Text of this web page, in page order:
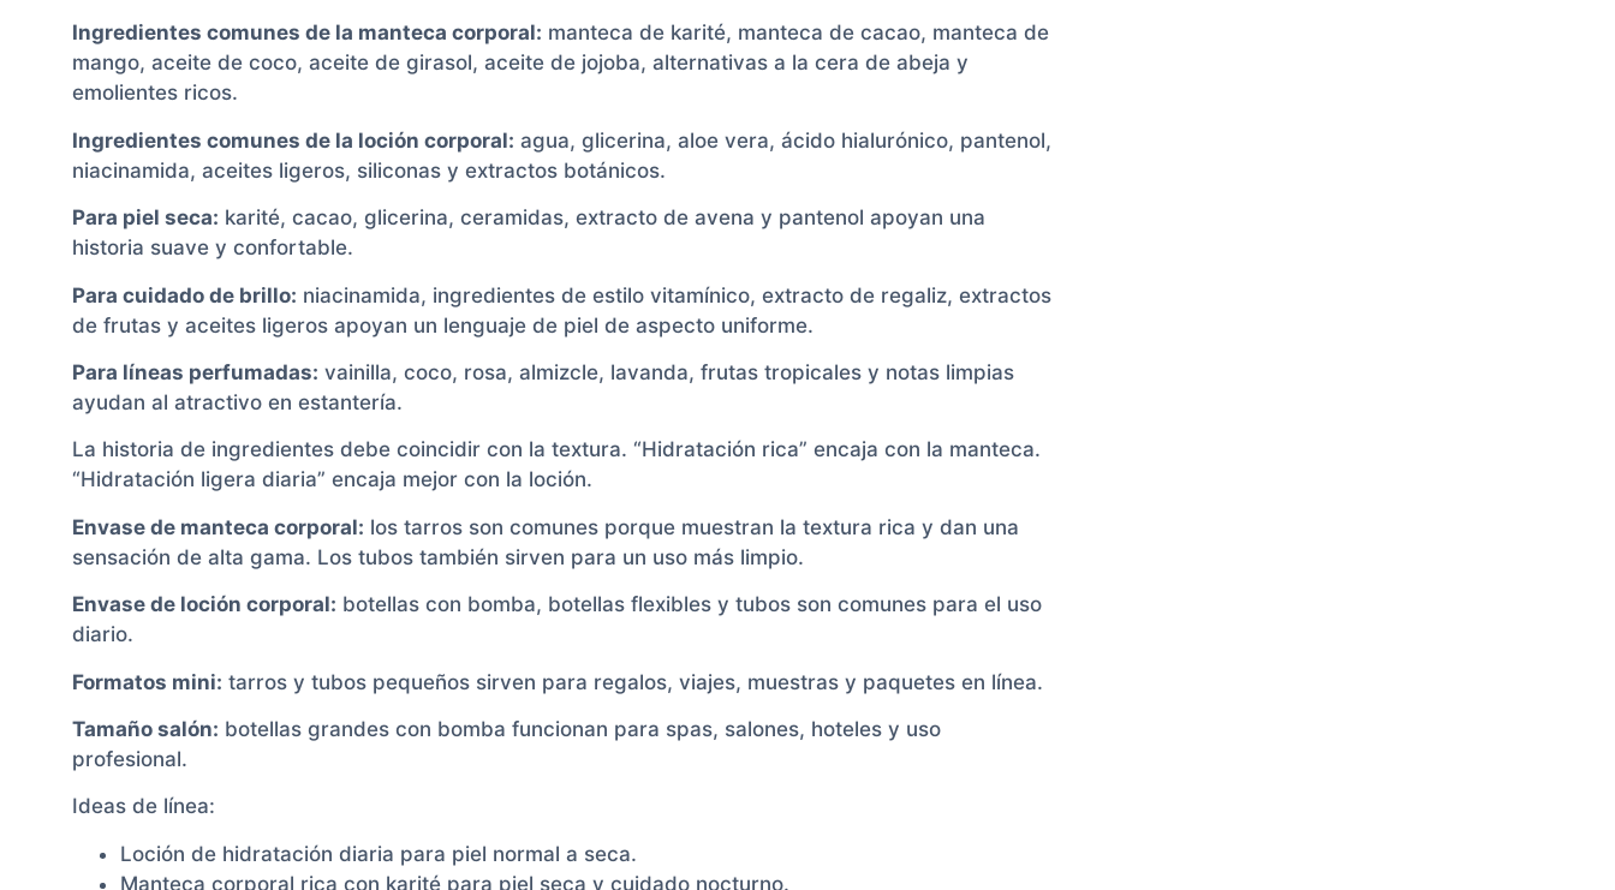
Ingredientes comunes de la manteca corporal: manteca de karité, manteca de cacao, manteca de
mango, aceite de coco, aceite de girasol, aceite de jojoba, alternativas a la cera de abeja y
emolientes ricos.
Ingredientes comunes de la loción corporal: agua, glicerina, aloe vera, ácido hialurónico, pantenol,
niacinamida, aceites ligeros, siliconas y extractos botánicos.
Para piel seca: karité, cacao, glicerina, ceramidas, extracto de avena y pantenol apoyan una
historia suave y confortable.
Para cuidado de brillo: niacinamida, ingredientes de estilo vitamínico, extracto de regaliz, extractos
de frutas y aceites ligeros apoyan un lenguaje de piel de aspecto uniforme.
Para líneas perfumadas: vainilla, coco, rosa, almizcle, lavanda, frutas tropicales y notas limpias
ayudan al atractivo en estantería.
La historia de ingredientes debe coincidir con la textura. “Hidratación rica” encaja con la manteca.
“Hidratación ligera diaria” encaja mejor con la loción.
Envase de manteca corporal: los tarros son comunes porque muestran la textura rica y dan una
sensación de alta gama. Los tubos también sirven para un uso más limpio.
Envase de loción corporal: botellas con bomba, botellas flexibles y tubos son comunes para el uso
diario.
Formatos mini: tarros y tubos pequeños sirven para regalos, viajes, muestras y paquetes en línea.
Tamaño salón: botellas grandes con bomba funcionan para spas, salones, hoteles y uso
profesional.
Ideas de línea:
Loción de hidratación diaria para piel normal a seca.
Manteca corporal rica con karité para piel seca y cuidado nocturno.